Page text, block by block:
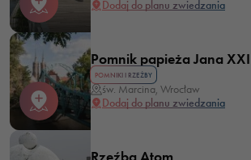
Dodaj do planu zwiedzania
Pomnik papieża Jana
POMNIKI I RZEŹBY
św. Marcina, Wrocław
Dodaj do planu zwiedzania